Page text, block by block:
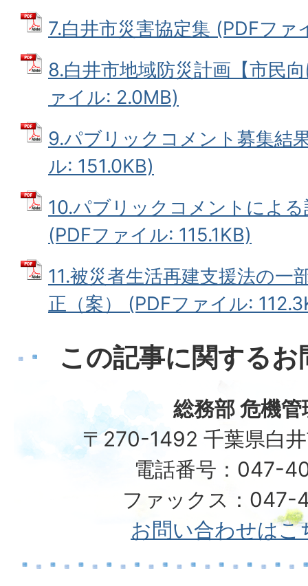
7.白井市災害協定集 (PDFファ
8.白井市地域防災計画【市民
ァイル: 2.0MB)
9.パブリックコメント募集結
ル: 151.0KB)
10.パブリックコメントによ
(PDFファイル: 115.1KB)
11.被災者生活再建支援法の一
正（案） (PDFファイル:
この記事に関する
総務部 危機管
〒270-1492 千葉県白
電話番号：047-
ファックス：047-
お問い合わせはこ